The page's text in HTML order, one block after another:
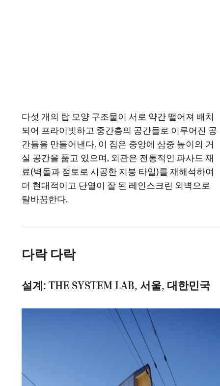
다섯 개의 탑 모양 구조물이 서로 약간 떨어져 배치
되어 프라이빗하고 중간층의 공간들로 이루어진 공
간들을 만들어낸다. 이 집은 중앙에 삼중 높이의 거
실 공간을 품고 있으며, 외관은 전통적인 파사드 재
료(벽돌과 점토로 시공한 지붕 타일)를 재해석하여
더 현대적이고 단열이 잘 된 레인스크린 외벽으로
탈바꿈한다.
다락 다락
설계: THE SYSTEM LAB, 서울, 대한민국